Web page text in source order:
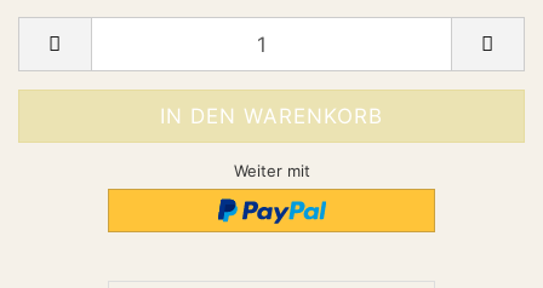
Weiter mit